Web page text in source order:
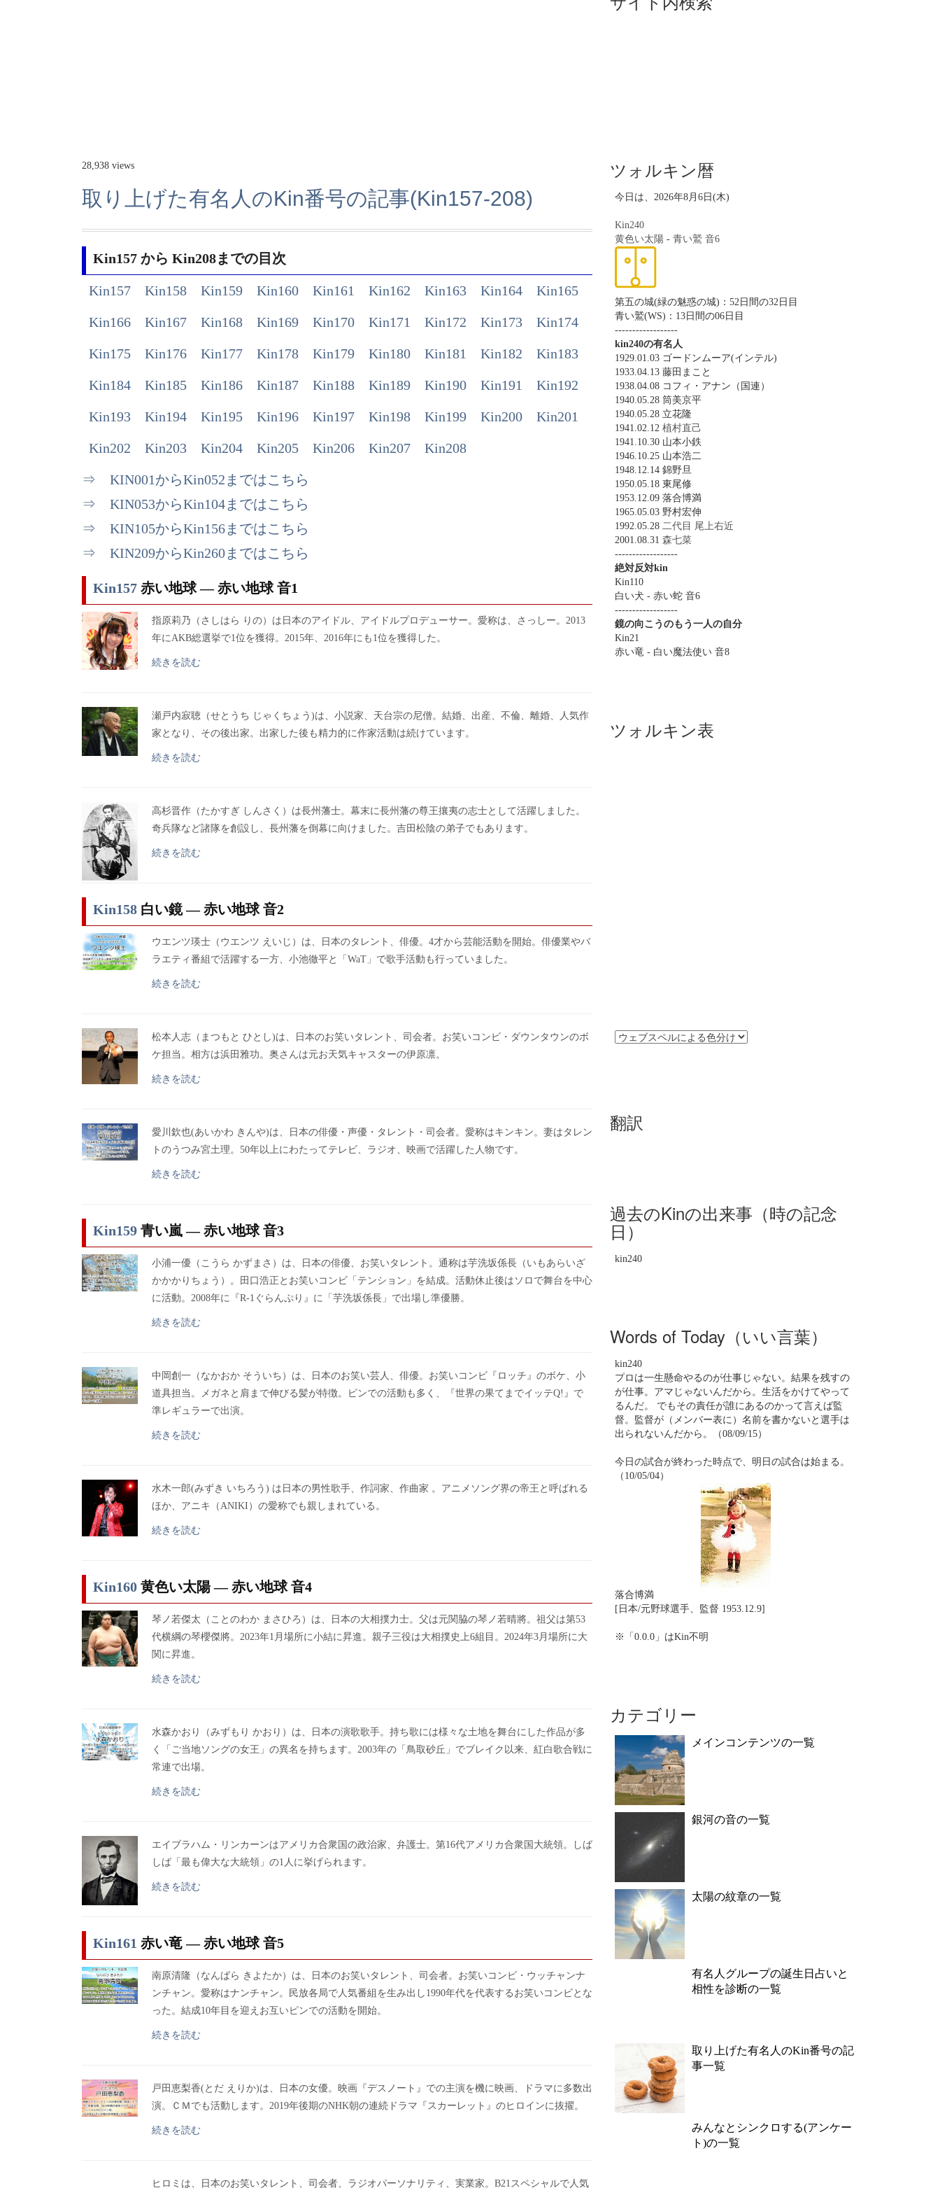
28,938 views
取り上げた有名人のKin番号の記事(Kin157-208)
Kin157 から Kin208までの目次
Kin157 Kin158 Kin159 Kin160 Kin161 Kin162 Kin163 Kin164 Kin165
Kin166 Kin167 Kin168 Kin169 Kin170 Kin171 Kin172 Kin173 Kin174
Kin175 Kin176 Kin177 Kin178 Kin179 Kin180 Kin181 Kin182 Kin183
Kin184 Kin185 Kin186 Kin187 Kin188 Kin189 Kin190 Kin191 Kin192
Kin193 Kin194 Kin195 Kin196 Kin197 Kin198 Kin199 Kin200 Kin201
Kin202 Kin203 Kin204 Kin205 Kin206 Kin207 Kin208
⇒ KIN001からKin052まではこちら
⇒ KIN053からKin104まではこちら
⇒ KIN105からKin156まではこちら
⇒ KIN209からKin260まではこちら
Kin157 赤い地球 ― 赤い地球 音1
指原莉乃（さしはら りの）は日本のアイドル、アイドルプロデューサー。愛称は、さっしー。2013
年にAKB総選挙で1位を獲得。2015年、2016年にも1位を獲得した。
続きを読む
瀬戸内寂聴（せとうち じゃくちょう)は、小説家、天台宗の尼僧。結婚、出産、不倫、離婚、人気作
家となり、その後出家。出家した後も精力的に作家活動は続けています。
続きを読む
高杉晋作（たかすぎ しんさく）は長州藩士。幕末に長州藩の尊王攘夷の志士として活躍しました。
奇兵隊など諸隊を創設し、長州藩を倒幕に向けました。吉田松陰の弟子でもあります。
続きを読む
Kin158 白い鏡 ― 赤い地球 音2
ウエンツ瑛士（ウエンツ えいじ）は、日本のタレント、俳優。4才から芸能活動を開始。俳優業やバ
ラエティ番組で活躍する一方、小池徹平と「WaT」で歌手活動も行っていました。
続きを読む
松本人志（まつもと ひとし)は、日本のお笑いタレント、司会者。お笑いコンビ・ダウンタウンのボ
ケ担当。相方は浜田雅功。奥さんは元お天気キャスターの伊原凛。
続きを読む
愛川欽也(あいかわ きんや)は、日本の俳優・声優・タレント・司会者。愛称はキンキン。妻はタレン
トのうつみ宮土理。50年以上にわたってテレビ、ラジオ、映画で活躍した人物です。
続きを読む
Kin159 青い嵐 ― 赤い地球 音3
小浦一優（こうら かずまさ）は、日本の俳優、お笑いタレント。通称は芋洗坂係長（いもあらいざ
かかかりちょう）。田口浩正とお笑いコンビ「テンション」を結成。活動休止後はソロで舞台を中心
に活動。2008年に『R-1ぐらんぷり』に「芋洗坂係長」で出場し準優勝。
続きを読む
中岡創一（なかおか そういち）は、日本のお笑い芸人、俳優。お笑いコンビ『ロッチ』のボケ、小
道具担当。メガネと肩まで伸びる髪が特徴。ピンでの活動も多く、『世界の果てまでイッテQ!』で
準レギュラーで出演。
続きを読む
水木一郎(みずき いちろう) は日本の男性歌手、作詞家、作曲家 。アニメソング界の帝王と呼ばれる
ほか、アニキ（ANIKI）の愛称でも親しまれている。
続きを読む
Kin160 黄色い太陽 ― 赤い地球 音4
琴ノ若傑太（ことのわか まさひろ）は、日本の大相撲力士。父は元関脇の琴ノ若晴將。祖父は第53
代横綱の琴櫻傑將。2023年1月場所に小結に昇進。親子三役は大相撲史上6組目。2024年3月場所に大
関に昇進。
続きを読む
水森かおり（みずもり かおり）は、日本の演歌歌手。持ち歌には様々な土地を舞台にした作品が多
く「ご当地ソングの女王」の異名を持ちます。2003年の「鳥取砂丘」でブレイク以来、紅白歌合戦に
常連で出場。
続きを読む
エイブラハム・リンカーンはアメリカ合衆国の政治家、弁護士。第16代アメリカ合衆国大統領。しば
しば「最も偉大な大統領」の1人に挙げられます。
続きを読む
Kin161 赤い竜 ― 赤い地球 音5
南原清隆（なんばら きよたか）は、日本のお笑いタレント、司会者。お笑いコンビ・ウッチャンナ
ンチャン。愛称はナンチャン。民放各局で人気番組を生み出し1990年代を代表するお笑いコンビとな
った。結成10年目を迎えお互いピンでの活動を開始。
続きを読む
戸田恵梨香(とだ えりか)は、日本の女優。映画『デスノート』での主演を機に映画、ドラマに多数出
演。ＣＭでも活動します。2019年後期のNHK朝の連続ドラマ『スカーレット』のヒロインに抜擢。
続きを読む
ヒロミは、日本のお笑いタレント、司会者、ラジオパーソナリティ、実業家。B21スペシャルで人気
ツォルキン暦
今日は、2026年8月6日(木)
Kin240
黄色い太陽 - 青い鷲 音6
第五の城(緑の魅惑の城)：52日間の32日目
青い鷲(WS)：13日間の06日目
------------------
kin240の有名人
1929.01.03 ゴードンムーア(インテル)
1933.04.13 藤田まこと
1938.04.08 コフィ・アナン（国連）
1940.05.28 筒美京平
1940.05.28 立花隆
1941.02.12 植村直己
1941.10.30 山本小鉄
1946.10.25 山本浩二
1948.12.14 錦野旦
1950.05.18 東尾修
1953.12.09 落合博満
1965.05.03 野村宏伸
1992.05.28 二代目 尾上右近
2001.08.31 森七菜
------------------
絶対反対kin
Kin110
白い犬 - 赤い蛇 音6
------------------
鏡の向こうのもう一人の自分
Kin21
赤い竜 - 白い魔法使い 音8
ツォルキン表
翻訳
過去のKinの出来事（時の記念
日）
kin240
Words of Today（いい言葉）
kin240
プロは一生懸命やるのが仕事じゃない。結果を残すの
が仕事。アマじゃないんだから。生活をかけてやって
るんだ。 でもその責任が誰にあるのかって言えば監
督。監督が（メンバー表に）名前を書かないと選手は
出られないんだから。（08/09/15）
今日の試合が終わった時点で、明日の試合は始まる。
（10/05/04）
落合博満
[日本/元野球選手、監督 1953.12.9]
※「0.0.0」はKin不明
カテゴリー
メインコンテンツの一覧
銀河の音の一覧
太陽の紋章の一覧
有名人グループの誕生日占いと
相性を診断の一覧
取り上げた有名人のKin番号の記
事一覧
みんなとシンクロする(アンケー
ト)の一覧